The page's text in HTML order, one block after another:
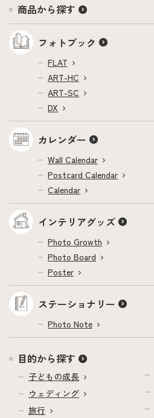
商品から探す
フォトブック
FLAT
ART-HC
ART-SC
DX
カレンダー
Wall Calendar
Postcard Calendar
Calendar
インテリアグッズ
Photo Growth
Photo Board
Poster
ステーショナリー
Photo Note
目的から探す
子どもの成長
ウェディング
旅行